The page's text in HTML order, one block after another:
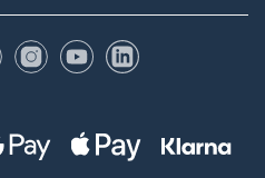
FacebookuInstagrame
YouTubeLinkedIn